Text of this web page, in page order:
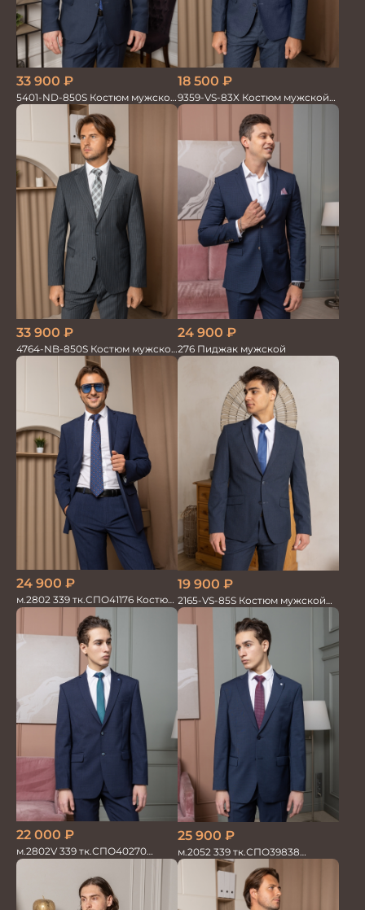
33 900 ₽
5401-ND-850S Костюм мужской
двойка
18 500 ₽
9359-VS-83X Костюм мужской
двойка
33 900 ₽
4764-NB-850S Костюм мужской
двойка в полоску
24 900 ₽
276 Пиджак мужской
24 900 ₽
м.2802 339 тк.СПО41176 Костюм
мужской
19 900 ₽
2165-VS-85S Костюм мужской
двойка
22 000 ₽
м.2802V 339 тк.СПО40270
Костюм мужской
25 900 ₽
м.2052 339 тк.СПО39838
Костюм мужской